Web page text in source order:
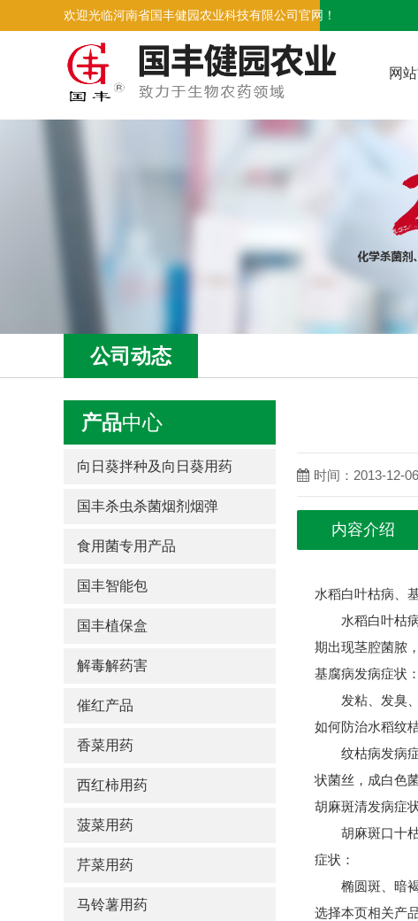
欢迎光临河南省国丰健园农业科技有限公司官网！
网
公司动态
产品中心
向日葵拌种及向日葵用药
国丰杀虫杀菌烟剂烟弹
食用菌专用产品
国丰智能包
国丰植保盒
解毒解药害
催红产品
香菜用药
西红柿用药
菠菜用药
芹菜用药
马铃薯用药
时间：2013-12-06
内容介绍
水稻白叶枯病、
水稻白叶枯病
期出现茎腔菌脓
基腐病发病症状：
发粘、发臭、
如何防治水稻纹
纹枯病发病症
状菌丝，成白色
胡麻斑清发病症
胡麻斑口十枯
症状：
椭圆斑、暗褐
选择本页相关产